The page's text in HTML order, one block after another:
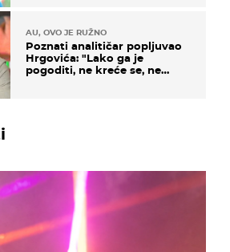
AU, OVO JE RUŽNO
Poznati analitičar popljuvao
Hrgovića: "Lako ga je
pogoditi, ne kreće se, ne